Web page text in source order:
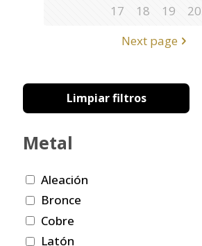
17
18 19
20
Next page
Limpiar filtros
Metal
Aleación
Bronce
Cobre
Latón